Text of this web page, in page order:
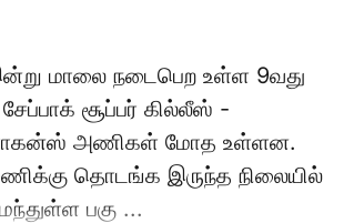
மாலை நடைபெற உள்ள 9வது
சூப்பர் கில்லீஸ் -
அணிகள் மோத உள்ளன.
தொடங்க இருந்த நிலையில்
பகு ...